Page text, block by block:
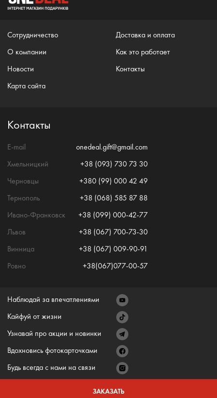
ЗАКАЗАТЬ
Сотрудничество
О компании
Новости
Карта сайта
Доставка и оплата
Как это работает
Контакты
Контакты
E-mail
onedeal.gift@gmail.com
Хмельницкий
+38 (093) 730 73 30
Черновцы
+380 (99) 000 42 49
Тернополь
+38 (068) 585 87 88
Ивано-Франковск
+38 (099) 000-42-77
Львов
+38 (067) 700-73-30
Винница
+38 (067) 009-90-91
Ровно
+38(067)077-00-57
Наблюдай за впечатлениями
Кайфуй от жизни
Узнавай про акции и новинки
Вдохновись фотокарточками
Будь всегда с нами на связи
2026Все права защищено.